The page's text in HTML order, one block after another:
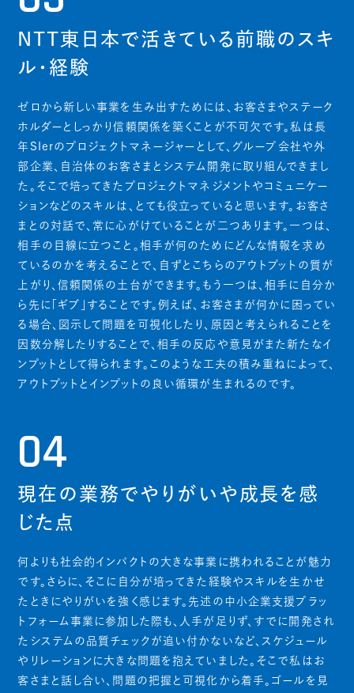
NTT東日本で活きている前職のスキ
ル・経験
ゼロから新しい事業を生み出すためには、お客さまやステーク
ホルダーとしっかり信頼関係を築くことが不可欠です。私は長
年SIerのプロジェクトマネージャーとして、グループ会社や外
部企業、自治体のお客さまとシステム開発に取り組んできまし
た。そこで培ってきたプロジェクトマネジメントやコミュニケー
ションなどのスキルは、とても役立っていると思います。お客さ
まとの対話で、常に心がけていることが二つあります。一つは、
相手の目線に立つこと。相手が何のためにどんな情報を求め
ているのかを考えることで、自ずとこちらのアウトプットの質が
上がり、信頼関係の土台ができます。もう一つは、相手に自分か
ら先に「ギブ」することです。例えば、お客さまが何かに困ってい
る場合、図示して問題を可視化したり、原因と考えられることを
因数分解したりすることで、相手の反応や意見がまた新たなイ
ンプットとして得られます。このような工夫の積み重ねによって、
アウトプットとインプットの良い循環が生まれるのです。
04
現在の業務でやりがいや成長を感
じた点
何よりも社会的インパクトの大きな事業に携われることが魅力
です。さらに、そこに自分が培ってきた経験やスキルを生かせ
たときにやりがいを強く感じます。先述の中小企業支援プラッ
トフォーム事業に参加した際も、人手が足りず、すでに開発され
たシステムの品質チェックが追い付かないなど、スケジュール
やリレーションに大きな問題を抱えていました。そこで私はお
客さまと話し合い、問題の把握と可視化から着手。ゴールを見